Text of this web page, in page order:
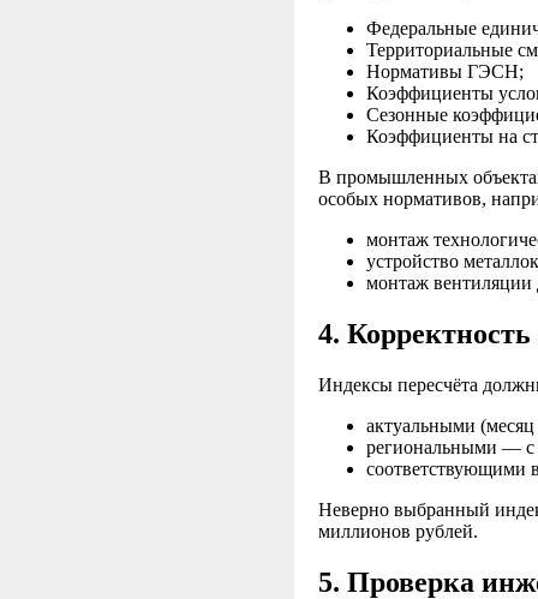
Федеральные
Территориальные
Нормативы ГЭСН;
Коэффициенты
Сезонные
Коэффициенты на
В промышленных
особых нормативов,
монтаж
устройство
монтаж
4. Корректность
Индексы пересчёта
актуальными
региональными — с
соответствующими
Неверно выбранный
миллионов рублей.
5. Проверка